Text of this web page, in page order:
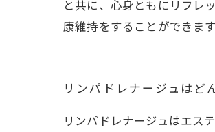
と共に、心身ともにリフレ
康維持をすることができます
リンパドレナージュはど
リンパドレナージュはエス